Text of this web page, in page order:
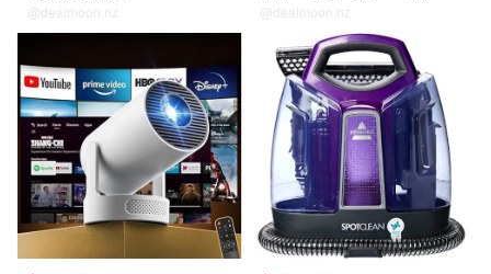
@dealmoon.nz @dealmoon.nz